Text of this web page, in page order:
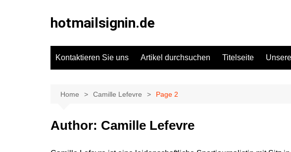
hotmailsignin.de
Kontaktieren Sie uns Artikel durchsuchen Titelseite
Home Camille Lefevre Page 2
Author: Camille Lefevre